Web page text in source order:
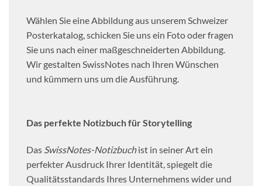
Wählen Sie eine Abbildung aus unserem Schweizer
Posterkatalog, schicken Sie uns ein Foto oder fragen
Sie uns nach einer maßgeschneiderten Abbildung.
Wir gestalten SwissNotes nach Ihren Wünschen
und kümmern uns um die Ausführung.
Das perfekte Notizbuch für Storytelling
Das SwissNotes-Notizbuchist in seiner Art ein
perfekter Ausdruck Ihrer Identität, spiegelt die
Qualitätsstandards Ihres Unternehmens wider und